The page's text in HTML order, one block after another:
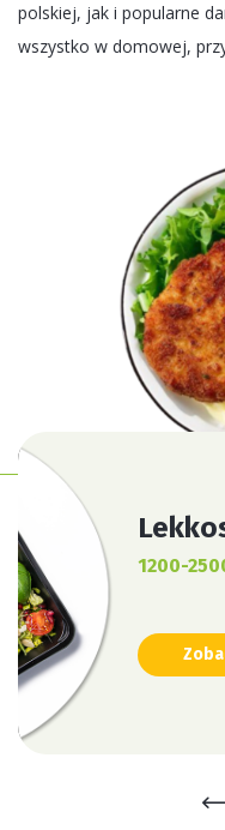
polskiej, jak i popularne
wszystko w domowej,
1200-